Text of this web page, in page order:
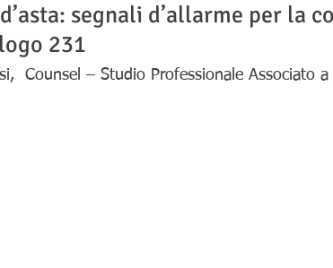
segnali d’allarme per la
231
Counsel – Studio Professionale Associato a